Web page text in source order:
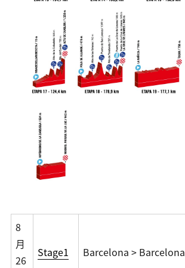
8
月
26
Stage1 Barcelona > Barcelona